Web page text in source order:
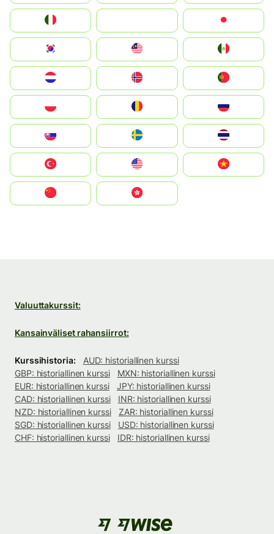
South Korea
United States
中國香港特別行政區
Valuuttakurssit:
Kansainväliset rahansiirrot:
Kurssihistoria:
AUD: historiallinen kurssi
GBP: historiallinen kurssi
MXN: historiallinen kurssi
EUR: historiallinen kurssi
JPY: historiallinen kurssi
CAD: historiallinen kurssi
INR: historiallinen kurssi
NZD: historiallinen kurssi
ZAR: historiallinen kurssi
SGD: historiallinen kurssi
USD: historiallinen kurssi
CHF: historiallinen kurssi
IDR: historiallinen kurssi